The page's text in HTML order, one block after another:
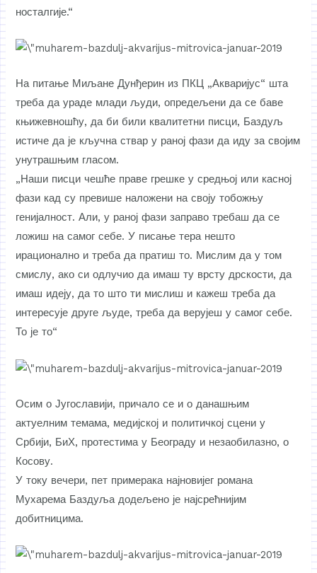
носталгије.“
На питање Миљане Дунђерин из ПКЦ „Акваријус“ шта
треба да ураде млади људи, опредељени да се баве
књижевношћу, да би били квалитетни писци, Баздуљ
истиче да је кључна ствар у раној фази да иду за својим
унутрашњим гласом.
„Наши писци чешће праве грешке у средњој или касној
фази кад су превише наложени на своју тобожњу
генијалност. Али, у раној фази заправо требаш да се
ложиш на самог себе. У писање тера нешто
ирационално и треба да пратиш то. Мислим да у том
смислу, ако си одлучио да имаш ту врсту дрскости, да
имаш идеју, да то што ти мислиш и кажеш треба да
интересује друге људе, треба да верујеш у самог себе.
То је то“
Осим о Југославији, причало се и о данашњим
актуелним темама, медијској и политичкој сцени у
Србији, БиХ, протестима у Београду и незаобилазно, о
Косову.
У току вечери, пет примерака најновијег романа
Мухарема Баздуља додељено је најсрећнијим
добитницима.